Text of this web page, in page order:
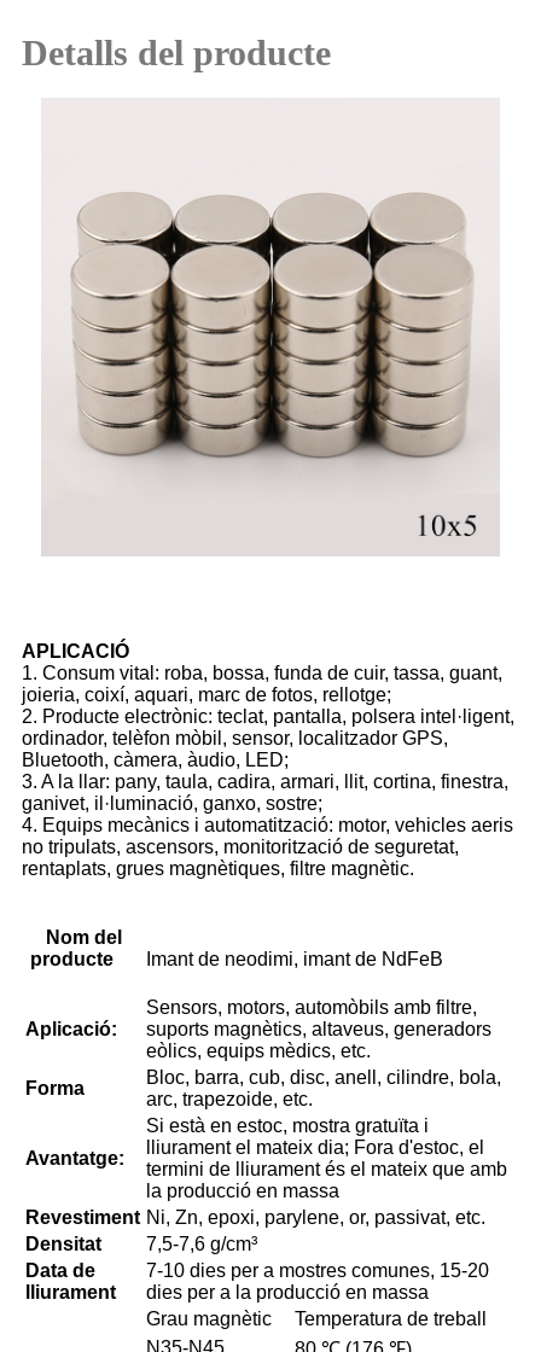
Detalls del producte
APLICACIÓ
1. Consum vital: roba, bossa, funda de cuir, tassa, guant,
joieria, coixí, aquari, marc de fotos, rellotge;
2. Producte electrònic: teclat, pantalla, polsera intel·ligent,
ordinador, telèfon mòbil, sensor, localitzador GPS,
Bluetooth, càmera, àudio, LED;
3. A la llar: pany, taula, cadira, armari, llit, cortina, finestra,
ganivet, il·luminació, ganxo, sostre;
4. Equips mecànics i automatització: motor, vehicles aeris
no tripulats, ascensors, monitorització de seguretat,
rentaplats, grues magnètiques, filtre magnètic.
Nom del
producte
Imant de neodimi, imant de NdFeB
Aplicació:
Sensors, motors, automòbils amb filtre,
suports magnètics, altaveus, generadors
eòlics, equips mèdics, etc.
Forma
Bloc, barra, cub, disc, anell, cilindre, bola,
arc, trapezoide, etc.
Avantatge:
Si està en estoc, mostra gratuïta i
lliurament el mateix dia; Fora d'estoc, el
termini de lliurament és el mateix que amb
la producció en massa
Revestiment Ni, Zn, epoxi, parylene, or, passivat, etc.
Densitat
7,5-7,6 g/cm³
Data de
lliurament
7-10 dies per a mostres comunes, 15-20
dies per a la producció en massa
Grau magnètic
Temperatura de treball
N35-N45